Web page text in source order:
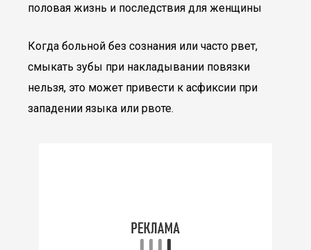
половая жизнь и последствия для женщины
Когда больной без сознания или часто рвет,
смыкать зубы при накладывании повязки
нельзя, это может привести к асфиксии при
западении языка или рвоте.